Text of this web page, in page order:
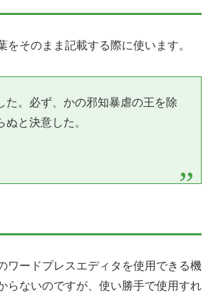
をそのまま記載する際に使います。
た。必ず、かの邪知暴虐の王を除
と決意した。
ワードプレスエディタを使用できる機
らないのですが、使い勝手で使用すれ